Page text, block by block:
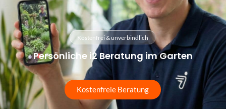
Kostenfrei & unverbindlich
Persönliche i2 Beratung im Garten
Kostenfreie Beratung